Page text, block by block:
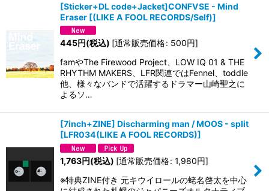
[Sticker+DL code+Jacket]CONFVSE - Mind
Eraser [(LIKE A FOOL RECORDS/Self)]
445円(税込) [通常販売価格: 500円]
famやThe Firewood Project、LOW IQ 01 & THE
RHYTHM MAKERS、LFR関連ではFennel、toddle
他、様々なバンドで活躍するドラマー山崎聖之に
よるソ…
[7inch+ZINE] Discharming man / MOOS - split
[LFR034(LIKE A FOOL RECORDS)]
1,763円(税込) [通常販売価格: 1,980円]
※特典ZINE付き 元キウイロールの蛯名啓太を中心